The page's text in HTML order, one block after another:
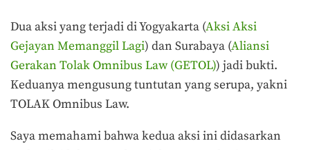
Dua aksi yang terjadi di Yogyakarta (Aksi Aksi
Gejayan Memanggil Lagi) dan Surabaya (Aliansi
Gerakan Tolak Omnibus Law (GETOL)) jadi bukti.
Keduanya mengusung tuntutan yang serupa, yakni
TOLAK Omnibus Law.
Saya memahami bahwa kedua aksi ini didasarkan